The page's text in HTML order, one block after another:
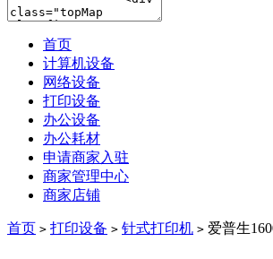
首页
计算机设备
网络设备
打印设备
办公设备
办公耗材
申请商家入驻
商家管理中心
商家店铺
首页 > 打印设备 > 针式打印机 > 爱普生